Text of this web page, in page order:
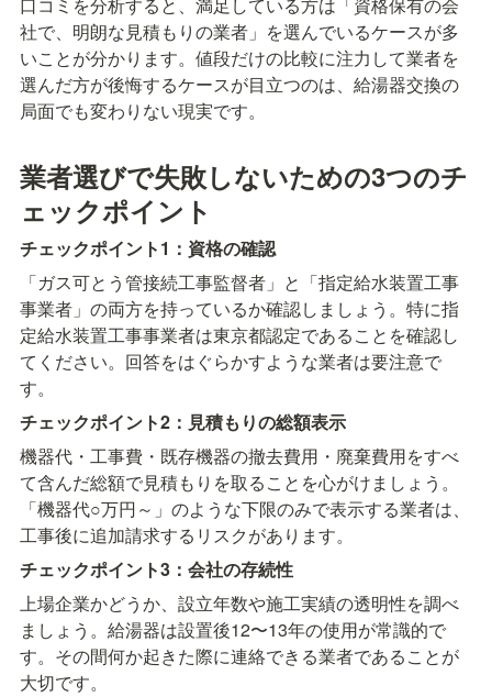
社で、明朗な見積もりの業者」を選んでいるケースが多
いことが分かります。値段だけの比較に注力して業者を
選んだ方が後悔するケースが目立つのは、給湯器交換の
局面でも変わりない現実です。
業者選びで失敗しないための3つのチ
ェックポイント
チェックポイント1：資格の確認
「ガス可とう管接続工事監督者」と「指定給水装置工事
事業者」の両方を持っているか確認しましょう。特に指
定給水装置工事事業者は東京都認定であることを確認し
てください。回答をはぐらかすような業者は要注意で
す。
チェックポイント2：見積もりの総額表示
機器代・工事費・既存機器の撤去費用・廃棄費用をすべ
て含んだ総額で見積もりを取ることを心がけましょう。
「機器代○万円～」のような下限のみで表示する業者は、
工事後に追加請求するリスクがあります。
チェックポイント3：会社の存続性
上場企業かどうか、設立年数や施工実績の透明性を調べ
ましょう。給湯器は設置後12〜13年の使用が常識的で
す。その間何か起きた際に連絡できる業者であることが
大切です。